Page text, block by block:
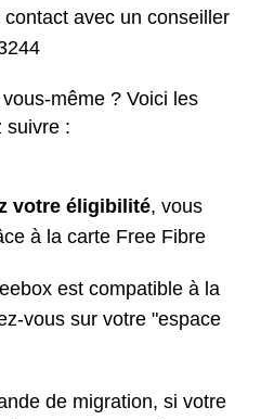
avec un conseiller
même ? Voici les
suivre :
votre éligibilité, vous
à la carte Free Fibre
est compatible à la
vous sur votre "espace
de migration, si votre